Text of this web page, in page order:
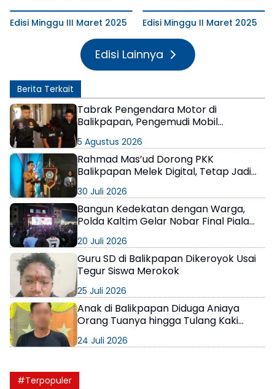
Edisi Minggu III Maret 2025 Edisi Minggu II Maret 2025
Edisi Lainnya
Berita Terkait
Tabrak Pengendara Motor di
Balikpapan, Pengemudi Mobil
5 Agustus 2026
Rahmad Mas’ud Dorong PKK
Balikpapan Melek Digital, Tetap Jadi
30 Juli 2026
Bangun Kedekatan dengan Warga,
Polda Kaltim Gelar Nobar Final Piala
20 Juli 2026
Guru SD di Balikpapan Dikeroyok Usai
Tegur Siswa Merokok
25 Juli 2026
Anak di Balikpapan Diduga Aniaya
Orang Tuanya hingga Tulang Kaki
24 Juli 2026
#Terpopuler